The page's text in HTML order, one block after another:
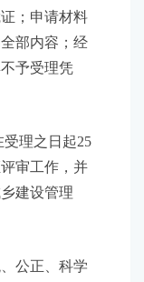
；申请材料
部内容；经
予受理凭
理之日起25
审工作，并
建设管理
公正、科学